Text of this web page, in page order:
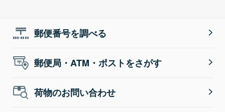
郵便番号を調べる
郵便局・ATM・ポストをさがす
荷物のお問い合わせ